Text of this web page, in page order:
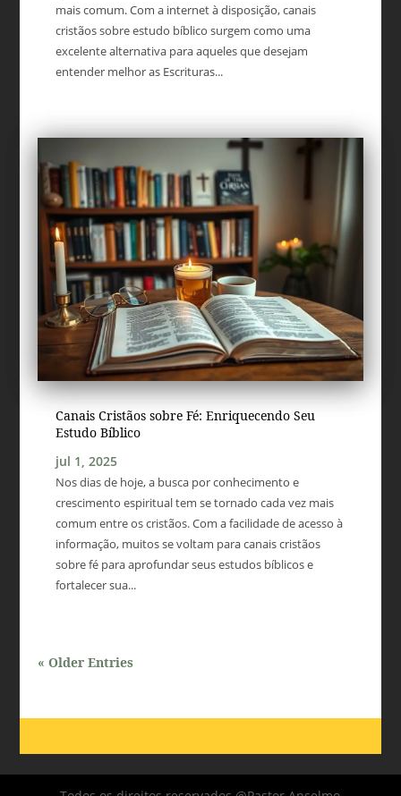
mais comum. Com a internet à disposição, canais
cristãos sobre estudo bíblico surgem como uma
excelente alternativa para aqueles que desejam
entender melhor as Escrituras...
Canais Cristãos sobre Fé: Enriquecendo Seu
Estudo Bíblico
jul 1, 2025
Nos dias de hoje, a busca por conhecimento e
crescimento espiritual tem se tornado cada vez mais
comum entre os cristãos. Com a facilidade de acesso à
informação, muitos se voltam para canais cristãos
sobre fé para aprofundar seus estudos bíblicos e
fortalecer sua...
« Older Entries